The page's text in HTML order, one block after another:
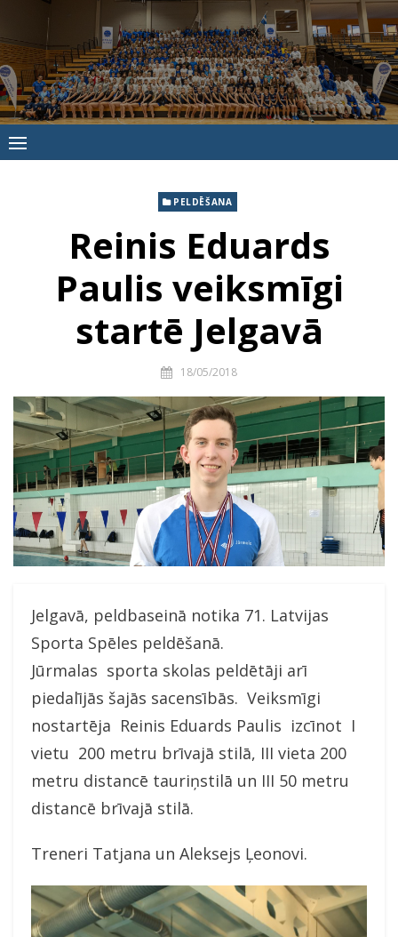
to
content
Jūrmalas
Sporta
skola
PELDĒŠANA
Reinis Eduards
Paulis veiksmīgi
startē Jelgavā
18/05/2018
Jelgavā, peldbaseinā notika 71. Latvijas
Sporta Spēles peldēšanā.
Jūrmalas sporta skolas peldētāji arī
piedalījās šajās sacensībās. Veiksmīgi
nostartēja Reinis Eduards Paulis izcīnot I
vietu 200 metru brīvajā stilā, III vieta 200
metru distancē tauriņstilā un III 50 metru
distancē brīvajā stilā.
Treneri Tatjana un Aleksejs Ļeonovi.